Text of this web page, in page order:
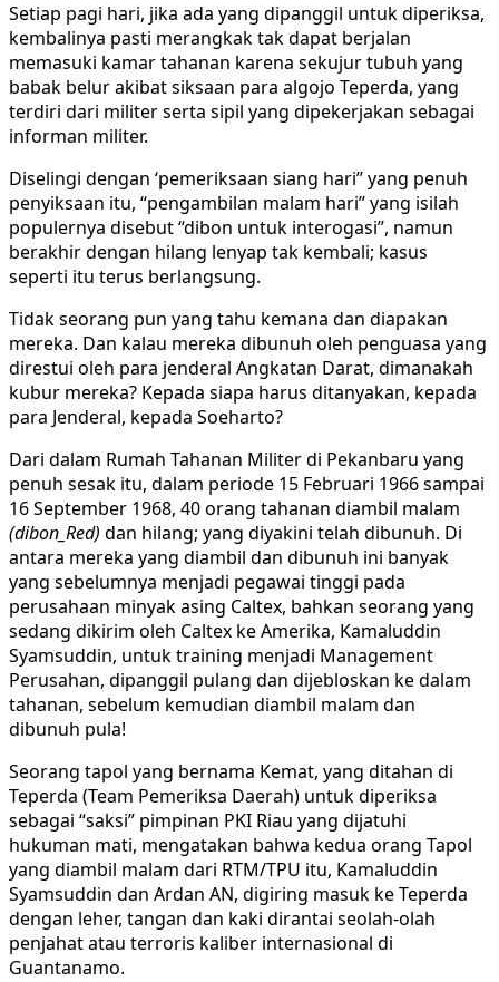
Setiap pagi hari, jika ada yang dipanggil untuk diperiksa,
kembalinya pasti merangkak tak dapat berjalan
memasuki kamar tahanan karena sekujur tubuh yang
babak belur akibat siksaan para algojo Teperda, yang
terdiri dari militer serta sipil yang dipekerjakan sebagai
informan militer.
Diselingi dengan ‘pemeriksaan siang hari” yang penuh
penyiksaan itu, “pengambilan malam hari” yang isilah
populernya disebut “dibon untuk interogasi”, namun
berakhir dengan hilang lenyap tak kembali; kasus
seperti itu terus berlangsung.
Tidak seorang pun yang tahu kemana dan diapakan
mereka. Dan kalau mereka dibunuh oleh penguasa yang
direstui oleh para jenderal Angkatan Darat, dimanakah
kubur mereka? Kepada siapa harus ditanyakan, kepada
para Jenderal, kepada Soeharto?
Dari dalam Rumah Tahanan Militer di Pekanbaru yang
penuh sesak itu, dalam periode 15 Februari 1966 sampai
16 September 1968, 40 orang tahanan diambil malam
(dibon_Red) dan hilang; yang diyakini telah dibunuh. Di
antara mereka yang diambil dan dibunuh ini banyak
yang sebelumnya menjadi pegawai tinggi pada
perusahaan minyak asing Caltex, bahkan seorang yang
sedang dikirim oleh Caltex ke Amerika, Kamaluddin
Syamsuddin, untuk training menjadi Management
Perusahan, dipanggil pulang dan dijebloskan ke dalam
tahanan, sebelum kemudian diambil malam dan
dibunuh pula!
Seorang tapol yang bernama Kemat, yang ditahan di
Teperda (Team Pemeriksa Daerah) untuk diperiksa
sebagai “saksi” pimpinan PKI Riau yang dijatuhi
hukuman mati, mengatakan bahwa kedua orang Tapol
yang diambil malam dari RTM/TPU itu, Kamaluddin
Syamsuddin dan Ardan AN, digiring masuk ke Teperda
dengan leher, tangan dan kaki dirantai seolah-olah
penjahat atau terroris kaliber internasional di
Guantanamo.